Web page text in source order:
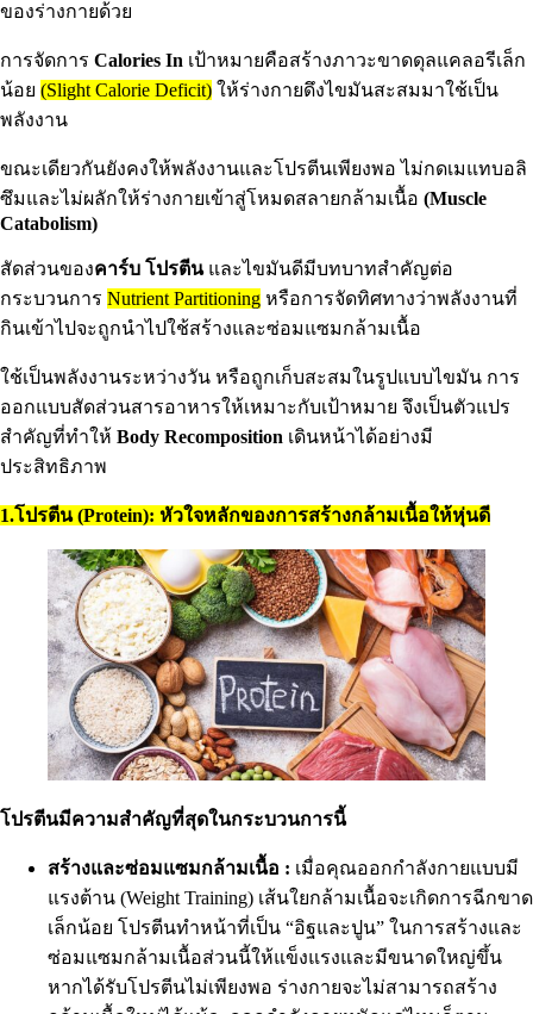
ของร่างกายด้วย
การจัดการ Calories In เป้าหมายคือสร้างภาวะขาดดุลแคลอรีเล็ก
น้อย (Slight Calorie Deficit) ให้ร่างกายดึงไขมันสะสมมาใช้เป็น
พลังงาน
ขณะเดียวกันยังคงให้พลังงานและโปรตีนเพียงพอ ไม่กดเมแทบอลิ
ซึมและไม่ผลักให้ร่างกายเข้าสู่โหมดสลายกล้ามเนื้อ (Muscle
Catabolism)
สัดส่วนของคาร์บ โปรตีนและไขมันดีมีบทบาทสำคัญต่อ
กระบวนการ Nutrient Partitioning หรือการจัดทิศทางว่าพลังงานที่
กินเข้าไปจะถูกนำไปใช้สร้างและซ่อมแซมกล้ามเนื้อ
ใช้เป็นพลังงานระหว่างวัน หรือถูกเก็บสะสมในรูปแบบไขมัน การ
ออกแบบสัดส่วนสารอาหารให้เหมาะกับเป้าหมาย จึงเป็นตัวแปร
สำคัญที่ทำให้ Body Recomposition เดินหน้าได้อย่างมี
ประสิทธิภาพ
1.โปรตีน (Protein): หัวใจหลักของการสร้างกล้ามเนื้อให้หุ่นดี
โปรตีนมีความสำคัญที่สุดในกระบวนการนี้
สร้างและซ่อมแซมกล้ามเนื้อ : เมื่อคุณออกกำลังกายแบบมี
แรงต้าน (Weight Training) เส้นใยกล้ามเนื้อจะเกิดการฉีกขาด
เล็กน้อย โปรตีนทำหน้าที่เป็น “อิฐและปูน” ในการสร้างและ
ซ่อมแซมกล้ามเนื้อส่วนนี้ให้แข็งแรงและมีขนาดใหญ่ขึ้น
หากได้รับโปรตีนไม่เพียงพอ ร่างกายจะไม่สามารถสร้าง